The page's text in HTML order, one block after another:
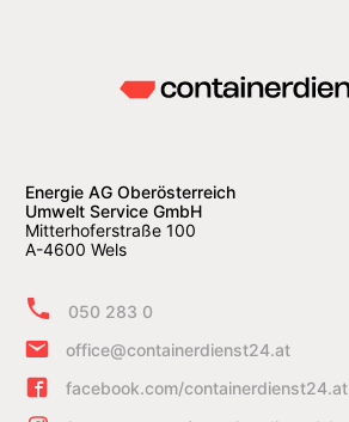
Energie AG Oberösterreich
Umwelt Service GmbH
Mitterhoferstraße 100
A-4600 Wels
050 283 0
office@containerdienst24.at
facebook.com/containerdienst24.at